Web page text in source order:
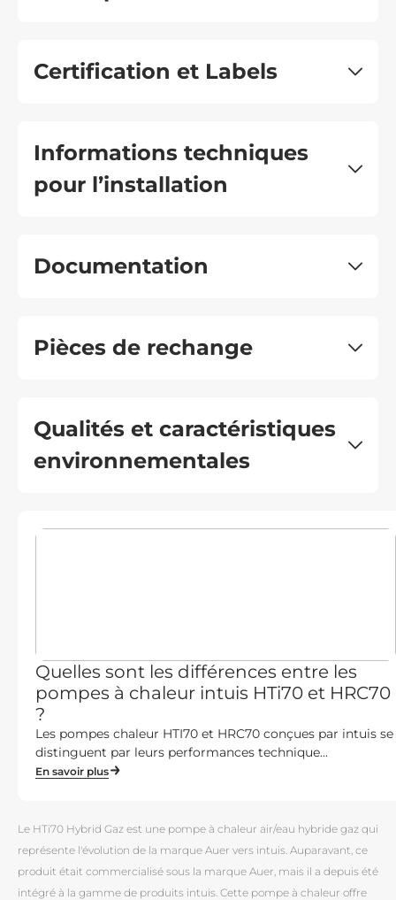
Certification et Labels
Informations techniques
pour l’installation
Documentation
Pièces de rechange
Qualités et caractéristiques
environnementales
Quelles sont les différences entre les
pompes à chaleur intuis HTi70 et HRC70
?
Les pompes chaleur HTI70 et HRC70 conçues par intuis se
distinguent par leurs performances technique...
En savoir plus
Le HTi70 Hybrid Gaz est une pompe à chaleur air/eau hybride gaz qui
représente l'évolution de la marque Auer vers intuis. Auparavant, ce
produit était commercialisé sous la marque Auer, mais il a depuis été
intégré à la gamme de produits intuis. Cette pompe à chaleur offre